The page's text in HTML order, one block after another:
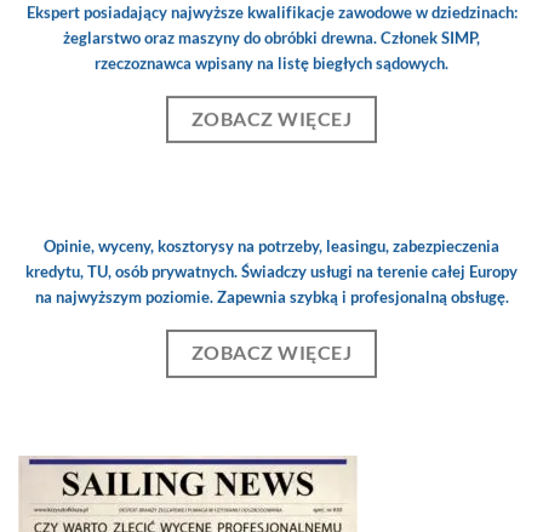
Ekspert posiadający najwyższe kwalifikacje zawodowe w dziedzinach:
żeglarstwo oraz maszyny do obróbki drewna. Członek SIMP,
rzeczoznawca wpisany na listę biegłych sądowych.
ZOBACZ WIĘCEJ
Opinie, wyceny, kosztorysy na potrzeby, leasingu, zabezpieczenia
kredytu, TU, osób prywatnych. Świadczy usługi na terenie całej Europy
na najwyższym poziomie. Zapewnia szybką i profesjonalną obsługę.
ZOBACZ WIĘCEJ